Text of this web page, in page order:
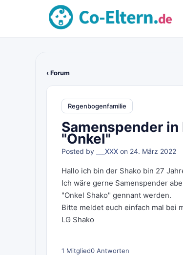
‹ Forum
Regenbogenfamilie
Samenspender
"Onkel"
Posted by ___XXX on 24. März 2022
Hallo ich bin der Shako bin 27
Ich wäre gerne Samenspender
"Onkel Shako" gennant werden.
Bitte meldet euch einfach mal bei
LG Shako
1 Mitglied0 Antworten